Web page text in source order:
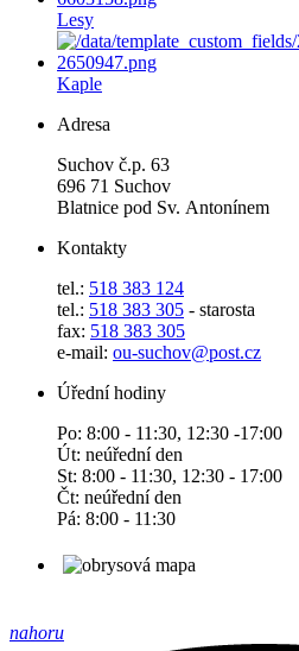
Lesy
Kaple
Adresa
Suchov č.p. 63
696 71 Suchov
Blatnice pod Sv. Antonínem
Kontakty
tel.: 518 383 124
tel.: 518 383 305 - starosta
fax: 518 383 305
e-mail: ou-suchov@post.cz
Úřední hodiny
Po: 8:00 - 11:30, 12:30 -17:00
Út: neúřední den
St: 8:00 - 11:30, 12:30 - 17:00
Čt: neúřední den
Pá: 8:00 - 11:30
nahoru